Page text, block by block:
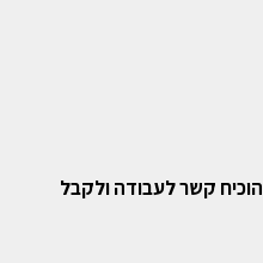
קשר לעבודה ולקבל